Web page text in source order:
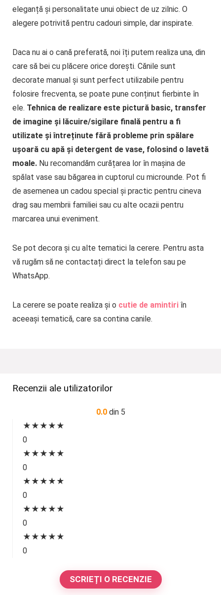
eleganță și personalitate unui obiect de uz zilnic. O
alegere potrivită pentru cadouri simple, dar inspirate.
Daca nu ai o cană preferată, noi îți putem realiza una, din
care să bei cu plăcere orice dorești. Cănile sunt
decorate manual și sunt perfect utilizabile pentru
folosire frecventa, se poate pune conținut fierbinte în
ele. Tehnica de realizare este picturăbasic, transfer
de imagine și lăcuire/sigilare finală pentru a fi
utilizate și întreținute fără probleme prin spălare
ușoară cu apă și detergent de vase, folosind o lavetă
moale.Nu recomandăm curățarea lor în mașina de
spălat vase sau băgarea in cuptorul cu microunde. Pot fi
de asemenea un cadou special și practic pentru cineva
drag sau membrii familiei sau cu alte ocazii pentru
marcarea unui eveniment.
Se pot decora și cu alte tematici la cerere. Pentru asta
vă rugăm să ne contactați direct la telefon sau pe
WhatsApp.
La cerere se poate realiza și o cutie de amintiriîn
aceeași tematică, care sa contina canile.
Recenzii ale utilizatorilor
0.0 din 5
★ ★ ★ ★ ★
0
★ ★ ★ ★ ★
0
★ ★ ★ ★ ★
0
★ ★ ★ ★ ★
0
★ ★ ★ ★ ★
0
SCRIEȚI O RECENZIE